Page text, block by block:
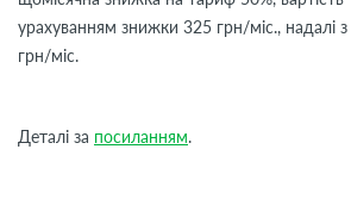
урахуванням знижки 325 грн/міс., надалі
грн/міс.
Деталі за посиланням.